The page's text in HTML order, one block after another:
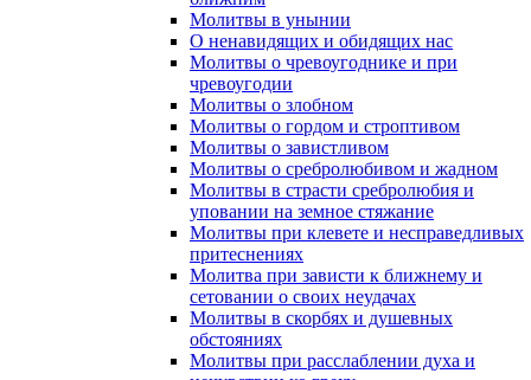
Молитвы в унынии
О ненавидящих и обидящих нас
Молитвы о чревоугоднике и при
чревоугодии
Молитвы о злобном
Молитвы о гордом и строптивом
Молитвы о завистливом
Молитвы о сребролюбивом и жадном
Молитвы в страсти сребролюбия и
уповании на земное стяжание
Молитвы при клевете и несправедливых
притеснениях
Молитва при зависти к ближнему и
сетовании о своих неудачах
Молитвы в скорбях и душевных
обстояниях
Молитвы при расслаблении духа и